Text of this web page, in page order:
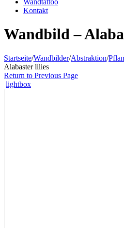
Kontakt
Wandbild –
Startseite/Wandbilder/Abstraktion/
Alabaster lilies
Return to Previous Page
lightbox